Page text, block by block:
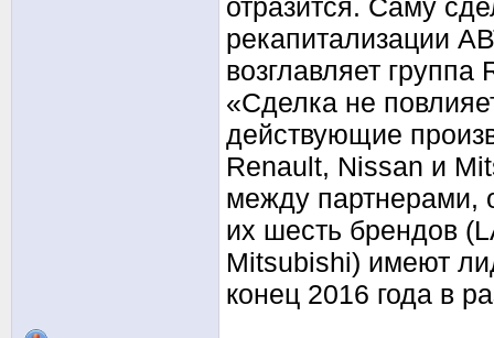
отразится. Саму
рекапитализации
возглавляет
«Сделка не
действующие
Renault, Nissan и
между партнерами,
их шесть брендов
Mitsubishi) имеют
конец 2016 года в